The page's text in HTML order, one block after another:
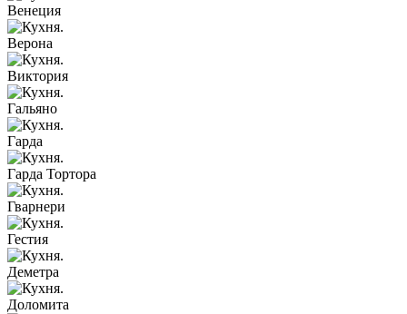
Венеция
Верона
Виктория
Гальяно
Гарда
Гарда Тортора
Гварнери
Гестия
Деметра
Доломита